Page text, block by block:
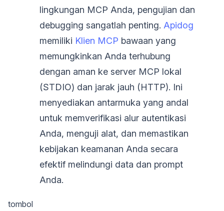
lingkungan MCP Anda, pengujian dan
debugging sangatlah penting. Apidog
memiliki Klien MCP bawaan yang
memungkinkan Anda terhubung
dengan aman ke server MCP lokal
(STDIO) dan jarak jauh (HTTP). Ini
menyediakan antarmuka yang andal
untuk memverifikasi alur autentikasi
Anda, menguji alat, dan memastikan
kebijakan keamanan Anda secara
efektif melindungi data dan prompt
Anda.
tombol